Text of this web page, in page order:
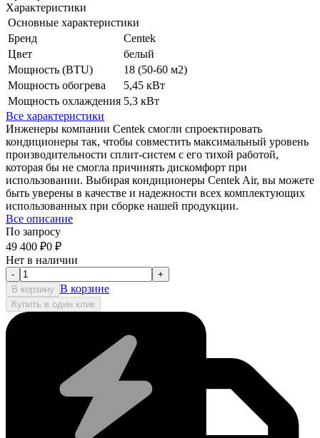
Характеристики
Основные характеристики
Бренд
Centek
Цвет
белый
Мощность (BTU)
18 (50-60 м2)
Мощность обогрева
5,45 кВт
Мощность охлаждения 5,3 кВт
Все характеристики
Инженеры компании Centek смогли спроектировать
кондиционеры так, чтобы совместить максимальный уровень
производительности сплит-систем с его тихой работой,
которая бы не смогла причинять дискомфорт при
использовании. Выбирая кондиционеры Centek Air, вы можете
быть уверены в качестве и надежности всех комплектующих
использованных при сборке нашей продукции.
Все описание
По запросу
49 400 ₽0 ₽
Нет в наличии
-
+
В корзину В корзине
Купить в один клик